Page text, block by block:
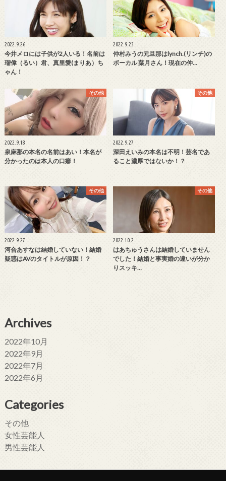
2022.9.26
今井メロには子供が2人いる！名前は
瑠偉（るい）君、真里愛(まりあ）ち
ゃん！
2022.9.23
仲村みうの元旦那はlynch.(リンチ)の
ボーカル 葉月さん！現在の仲…
その他
2022.9.18
泉麻那の本名の名前はあい！本名が
分かったのは本人の口癖！
その他
2022.9.27
深田えいみの本名は不明！芸名であ
ること濃厚ではないか！？
その他
2022.9.27
河合あすなは結婚していない！結婚
疑惑はAVのタイトルが原因！？
その他
2022.10.2
はあちゅうさんは結婚していません
でした！結婚と事実婚の違いが分か
りスッキ…
Archives
2022年10月
2022年9月
2022年7月
2022年6月
Categories
その他
女性芸能人
男性芸能人